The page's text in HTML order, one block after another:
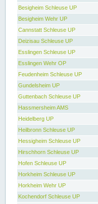
Besigheim Schleuse UP
Besigheim Wehr UP
Cannstatt Schleuse UP
Deizisau Schleuse UP
Esslingen Schleuse UP
Esslingen Wehr OP
Feudenheim Schleuse UP
Gundelsheim UP
Guttenbach Schleuse UP
Hassmersheim AMS
Heidelberg UP
Heilbronn Schleuse UP
Hessigheim Schleuse UP
Hirschhorn Schleuse UP
Hofen Schleuse UP
Horkheim Schleuse UP
Horkheim Wehr UP
Kochendorf Schleuse UP